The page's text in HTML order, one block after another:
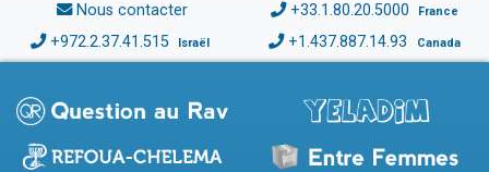
Nous contacter +33.1.80.20.5000 France
+972.2.37.41.515 Israël +1.437.887.14.93 Canada